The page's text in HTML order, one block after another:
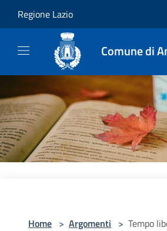
Regione Lazio
Comune di
Home > Argomenti > Tempo